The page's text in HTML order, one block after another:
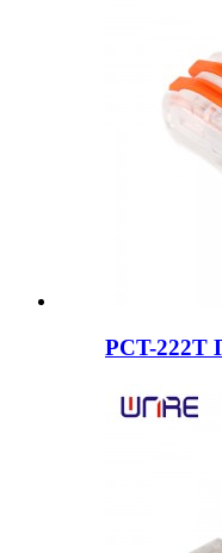
PCT-222T